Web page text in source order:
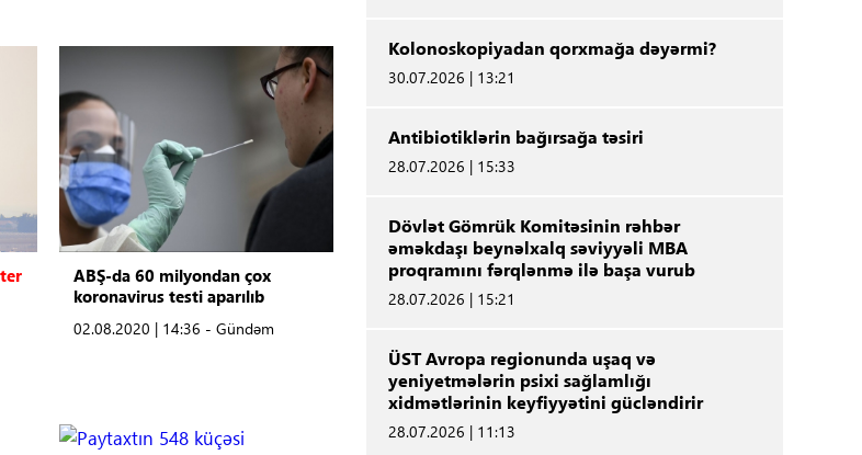
ABŞ-da 60 milyondan çox
koronavirus testi aparılıb
02.08.2020 | 14:36 - Gündəm
Kolonoskopiyadan qorxmağa dəyərmi?
30.07.2026 | 13:21
Antibiotiklərin bağırsağa təsiri
28.07.2026 | 15:33
Dövlət Gömrük Komitəsinin rəhbər
əməkdaşı beynəlxalq səviyyəli MBA
proqramını fərqlənmə ilə başa vurub
28.07.2026 | 15:21
ÜST Avropa regionunda uşaq və
yeniyetmələrin psixi sağlamlığı
xidmətlərinin keyfiyyətini gücləndirir
28.07.2026 | 11:13